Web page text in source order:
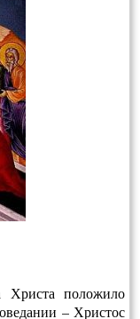
Христа положило
– Христос